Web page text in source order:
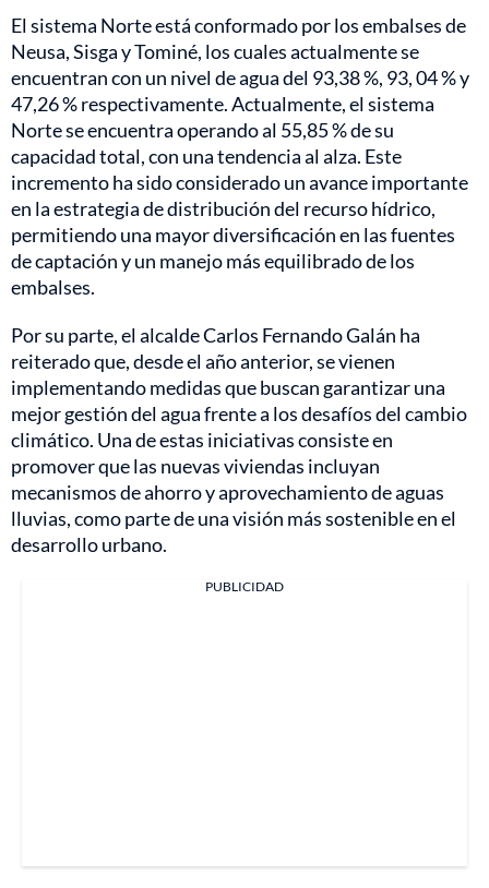
El sistema Norte está conformado por los embalses de
Neusa, Sisga y Tominé, los cuales actualmente se
encuentran con un nivel de agua del 93,38 %, 93, 04 % y
47,26 % respectivamente. Actualmente, el sistema
Norte se encuentra operando al 55,85 % de su
capacidad total, con una tendencia al alza. Este
incremento ha sido considerado un avance importante
en la estrategia de distribución del recurso hídrico,
permitiendo una mayor diversificación en las fuentes
de captación y un manejo más equilibrado de los
embalses.
Por su parte, el alcalde Carlos Fernando Galán ha
reiterado que, desde el año anterior, se vienen
implementando medidas que buscan garantizar una
mejor gestión del agua frente a los desafíos del cambio
climático. Una de estas iniciativas consiste en
promover que las nuevas viviendas incluyan
mecanismos de ahorro y aprovechamiento de aguas
lluvias, como parte de una visión más sostenible en el
desarrollo urbano.
PUBLICIDAD